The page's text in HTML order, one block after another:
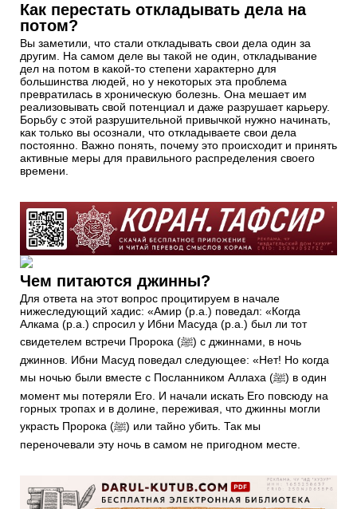
Как перестать откладывать дела на
потом?
Вы заметили, что стали откладывать свои дела один за
другим. На самом деле вы такой не один, откладывание
дел на потом в какой-то степени характерно для
большинства людей, но у некоторых эта проблема
превратилась в хроническую болезнь. Она мешает им
реализовывать свой потенциал и даже разрушает карьеру.
Борьбу с этой разрушительной привычкой нужно начинать,
как только вы осознали, что откладываете свои дела
постоянно. Важно понять, почему это происходит и принять
активные меры для правильного распределения своего
времени.
Чем питаются джинны?
Для ответа на этот вопрос процитируем в начале
нижеследующий хадис: «Амир (р.а.) поведал: «Когда
Алкама (р.а.) спросил у Ибни Масуда (р.а.) был ли тот
свидетелем встречи Пророка (ﷺ) с джиннами, в ночь
джиннов. Ибни Масуд поведал следующее: «Нет! Но когда
мы ночью были вместе с Посланником Аллаха (ﷺ) в один
момент мы потеряли Его. И начали искать Его повсюду на
горных тропах и в долине, переживая, что джинны могли
украсть Пророка (ﷺ) или тайно убить. Так мы
переночевали эту ночь в самом не пригодном месте.